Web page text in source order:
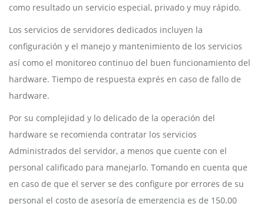
como resultado un servicio especial, privado y muy rápido.
Los servicios de servidores dedicados incluyen la
configuración y el manejo y mantenimiento de los servicios
así como el monitoreo continuo del buen funcionamiento del
hardware. Tiempo de respuesta exprés en caso de fallo de
hardware.
Por su complejidad y lo delicado de la operación del
hardware se recomienda contratar los servicios
Administrados del servidor, a menos que cuente con el
personal calificado para manejarlo. Tomando en cuenta que
en caso de que el server se des configure por errores de su
personal el costo de asesoría de emergencia es de 150.00